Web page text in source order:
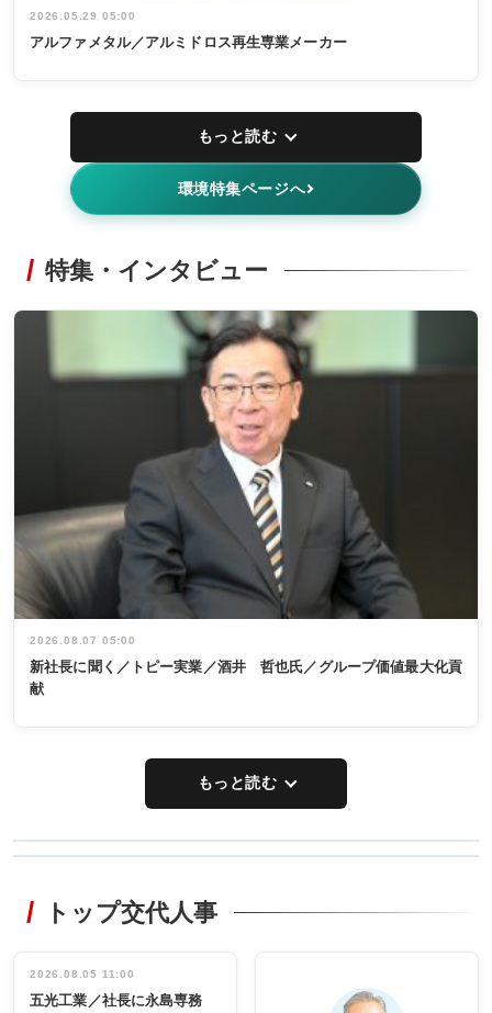
2026.05.29 05:00
アルファメタル／アルミドロス再生専業メーカー
もっと読む
環境特集ページへ
特集・インタビュー
2026.08.07 05:00
新社長に聞く／トピー実業／酒井 哲也氏／グループ価値最大化貢
献
もっと読む
非鉄業界で
インタビュ
ー／社内ア
タックトレー
祝う 業界関
係者ら220人
トップ交代人事
2026.08.05 11:00
五光工業／社長に永島専務